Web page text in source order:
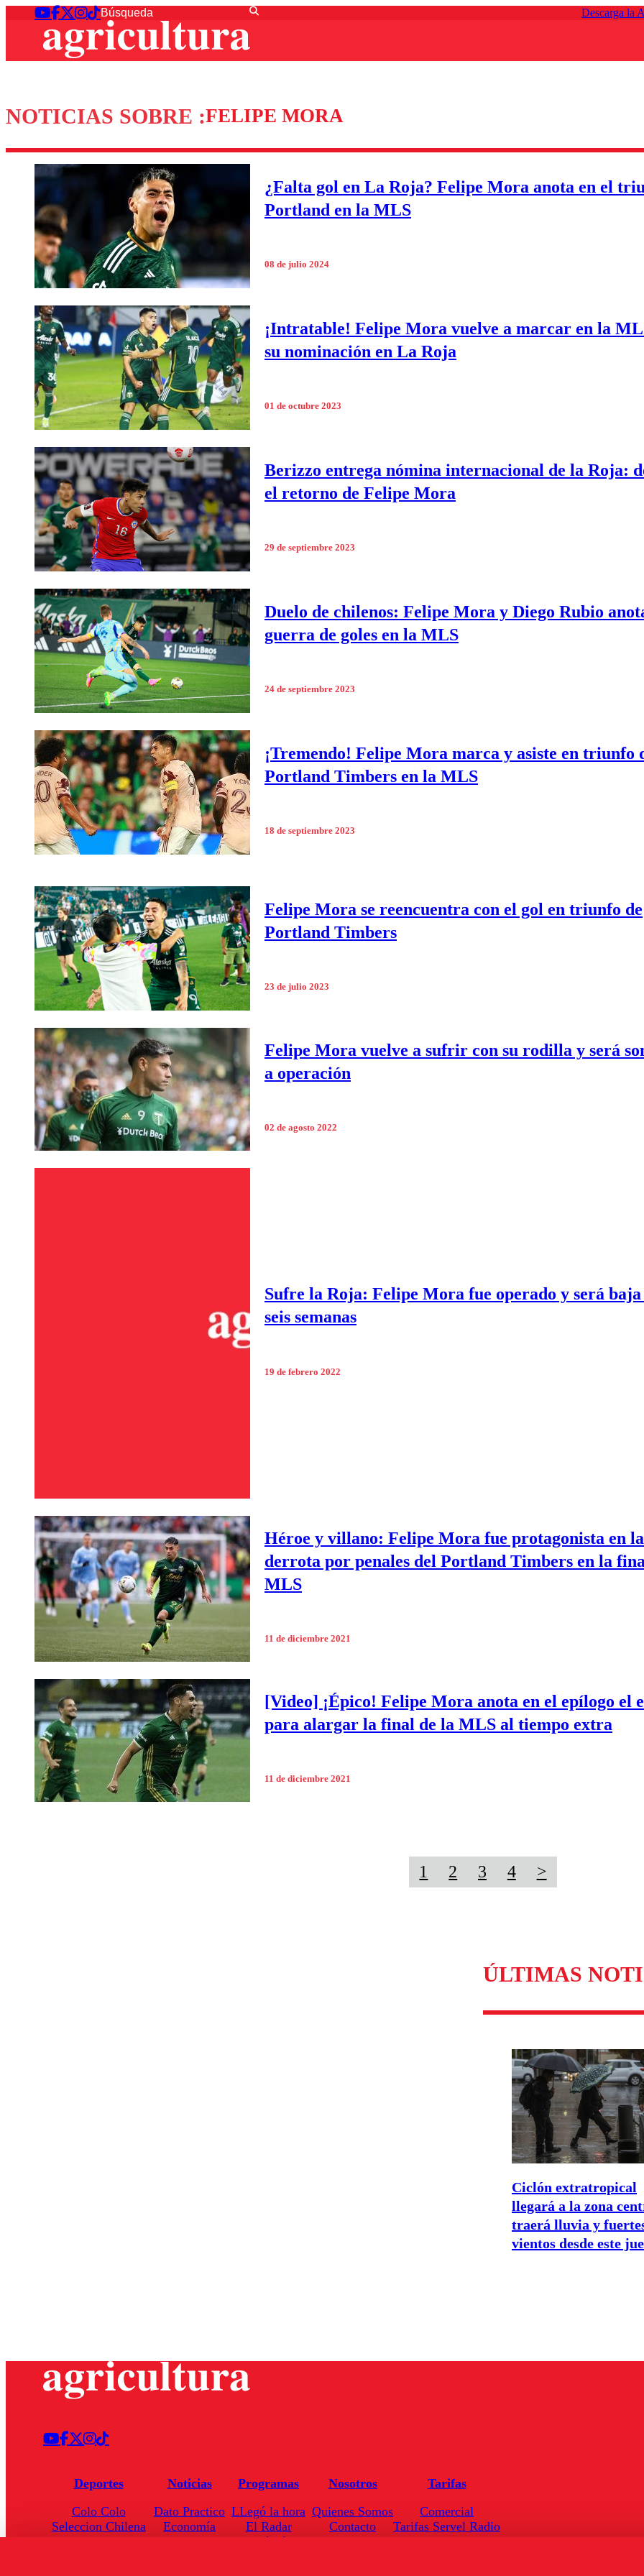
Descarga la
NOTICIAS SOBRE :FELIPE MORA
¿Falta gol en La Roja? Felipe Mora anota en el
Portland en la MLS
08 de julio 2024
¡Intratable! Felipe Mora vuelve a marcar en la
su nominación en La Roja
01 de octubre 2023
Berizzo entrega nómina internacional de la Roja:
el retorno de Felipe Mora
29 de septiembre 2023
Duelo de chilenos: Felipe Mora y Diego Rubio
guerra de goles en la MLS
24 de septiembre 2023
¡Tremendo! Felipe Mora marca y asiste en triunfo
Portland Timbers en la MLS
18 de septiembre 2023
Felipe Mora se reencuentra con el gol en triunfo de
Portland Timbers
23 de julio 2023
Felipe Mora vuelve a sufrir con su rodilla y será
a operación
02 de agosto 2022
Sufre la Roja: Felipe Mora fue operado y será
seis semanas
19 de febrero 2022
Héroe y villano: Felipe Mora fue protagonista en la
derrota por penales del Portland Timbers en la
MLS
11 de diciembre 2021
[Video] ¡Épico! Felipe Mora anota en el epílogo el
para alargar la final de la MLS al tiempo extra
11 de diciembre 2021
1 2 3 4 >
ÚLTIMAS
Ciclón extratropical
llegará a la zona
traerá lluvia y
vientos desde este
Deportes
Colo Colo
Seleccion Chilena
Noticias
Dato Practico
Economía
Programas
LLegó la hora
El Radar
Enfoqué Público
Nosotros
Quienes Somos
Contacto
Tarifas
Comercial
Tarifas Servel Radio